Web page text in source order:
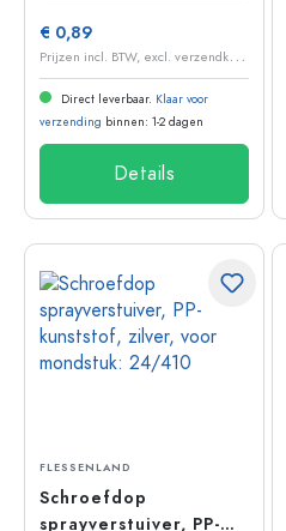
€ 0,89
P
rijzen incl. BTW, excl. verzendkosten
Direct leverbaar. Klaar voor
verzending binnen: 1-2 dagen
Details
FLESSENLAND
Schroefdop
sprayverstuiver, PP-